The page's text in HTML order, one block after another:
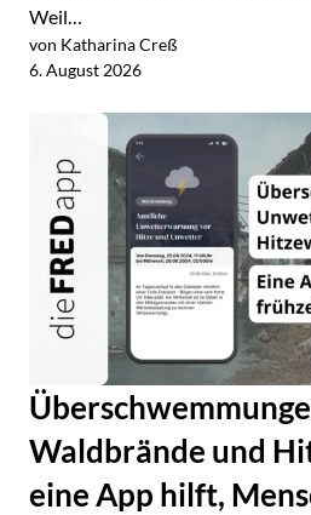
Weil…
von Katharina Creß
6. August 2026
Waldbrände und
eine App hilft,